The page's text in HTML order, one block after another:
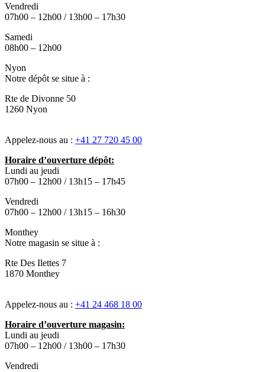
Vendredi
07h00 – 12h00 / 13h00 – 17h30
Samedi
08h00 – 12h00
Nyon
Notre dépôt se situe à :
Rte de Divonne 50
1260 Nyon
Appelez-nous au : +41 27 720 45 00
Horaire d’ouverture dépôt:
Lundi au jeudi
07h00 – 12h00 / 13h15 – 17h45
Vendredi
07h00 – 12h00 / 13h15 – 16h30
Monthey
Notre magasin se situe à :
Rte Des Ilettes 7
1870 Monthey
Appelez-nous au : +41 24 468 18 00
Horaire d’ouverture magasin:
Lundi au jeudi
07h00 – 12h00 / 13h00 – 17h30
Vendredi